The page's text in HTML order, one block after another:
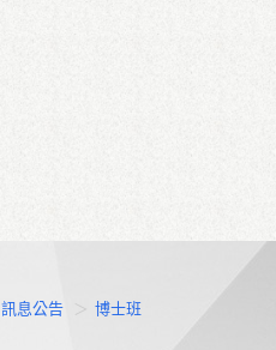
訊息公告 博士班